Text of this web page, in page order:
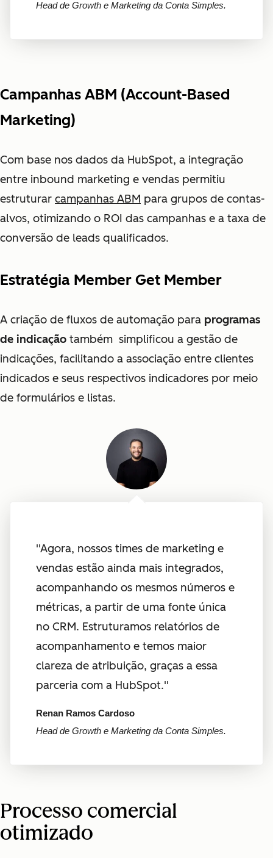
Head de Growth e Marketing da Conta Simples.
Campanhas ABM (Account-Based
Marketing)
Com base nos dados da HubSpot, a integração
entre inbound marketing e vendas permitiu
estruturar campanhas ABM para grupos de contas-
alvos, otimizando o ROI das campanhas e a taxa de
conversão de leads qualificados.
Estratégia Member Get Member
A criação de fluxos de automação para programas
de indicação também simplificou a gestão de
indicações, facilitando a associação entre clientes
indicados e seus respectivos indicadores por meio
de formulários e listas.
''Agora, nossos times de marketing e
vendas estão ainda mais integrados,
acompanhando os mesmos números e
métricas, a partir de uma fonte única
no CRM. Estruturamos relatórios de
acompanhamento e temos maior
clareza de atribuição, graças a essa
parceria com a HubSpot.''
Renan Ramos Cardoso
Head de Growth e Marketing da Conta Simples.
Processo comercial
otimizado